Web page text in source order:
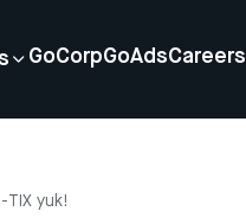
GoCorpGoAdsCareers
TIX yuk!